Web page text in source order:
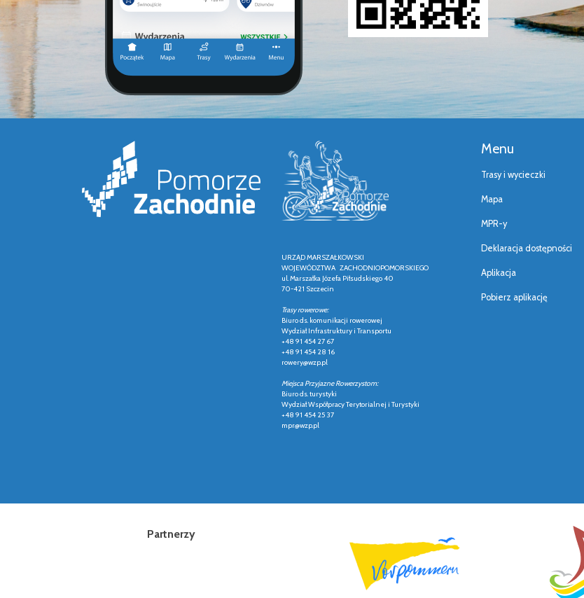
URZĄD MARSZAŁKOWSKI
WOJEWÓDZTWA ZACHODNIOPOMORSKIEGO
ul. Marszałka Józefa Piłsudskiego 40
70-421 Szczecin
Trasy rowerowe:
Biuro ds. komunikacji rowerowej
Wydział Infrastruktury i Transportu
+48 91 454 27 67
+48 91 454 28 16
rowery@wzp.pl
Miejsca Przyjazne Rowerzystom:
Biuro ds. turystyki
Wydział Współpracy Terytorialnej i Turystyki
+48 91 454 25 37
mpr@wzp.pl
Menu
Trasy i wycieczki
Mapa
MPR-y
Deklaracja dostępności
Aplikacja
Pobierz aplikację
Partnerzy